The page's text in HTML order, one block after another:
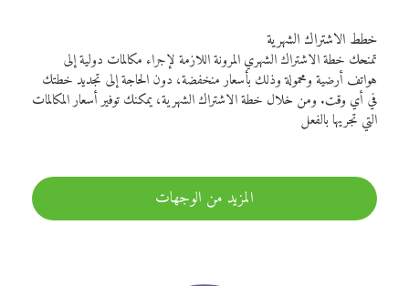
خطط الاشتراك الشهرية
تمنحك خطة الاشتراك الشهري المرونة اللازمة لإجراء مكالمات دولية إلى
هواتف أرضية ومحمولة وذلك بأسعار منخفضة، دون الحاجة إلى تجديد خطتك
في أي وقت. ومن خلال خطة الاشتراك الشهرية، يمكنك توفير أسعار المكالمات
التي تجريها بالفعل
المزيد من الوجهات